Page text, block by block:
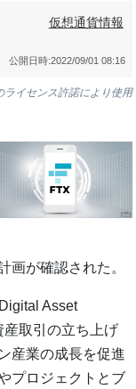
仮想通貨情報
公開日時:2022/09/01 08:16
ライセンス許諾により使用
画が確認された。
Asset
取引の立ち上げ
産業の成長を促進
プロジェクトとブ